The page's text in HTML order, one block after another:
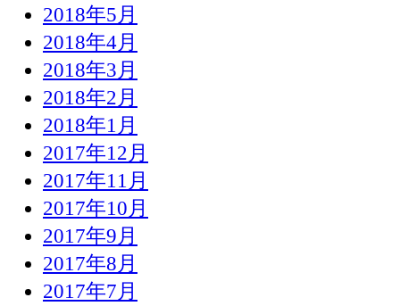
2018年5月
2018年4月
2018年3月
2018年2月
2018年1月
2017年12月
2017年11月
2017年10月
2017年9月
2017年8月
2017年7月